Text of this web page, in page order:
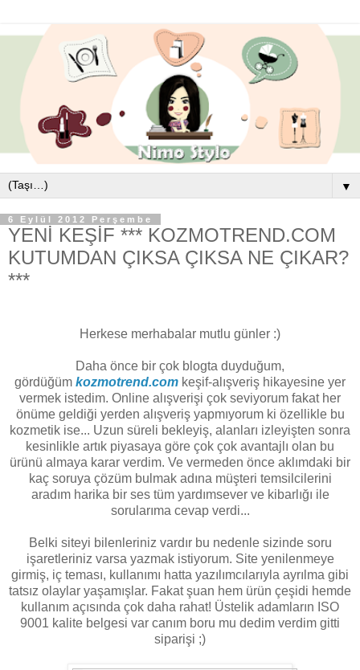
▼
6 Eylül 2012 Perşembe
YENİ KEŞİF *** KOZMOTREND.COM
KUTUMDAN ÇIKSA ÇIKSA NE ÇIKAR?
***
Herkese merhabalar mutlu günler :)
Daha önce bir çok blogta duyduğum,
gördüğüm kozmotrend.com keşif-alışveriş hikayesine yer
vermek istedim. Online alışverişi çok seviyorum fakat her
önüme geldiği yerden alışveriş yapmıyorum ki özellikle bu
kozmetik ise... Uzun süreli bekleyiş, alanları izleyişten sonra
kesinlikle artık piyasaya göre çok çok avantajlı olan bu
ürünü almaya karar verdim. Ve vermeden önce aklımdaki bir
kaç soruya çözüm bulmak adına müşteri temsilcilerini
aradım harika bir ses tüm yardımsever ve kibarlığı ile
sorularıma cevap verdi...
Belki siteyi bilenleriniz vardır bu nedenle sizinde soru
işaretleriniz varsa yazmak istiyorum. Site yenilenmeye
girmiş, iç teması, kullanımı hatta yazılımcılarıyla ayrılma gibi
tatsız olaylar yaşamışlar. Fakat şuan hem ürün çeşidi hemde
kullanım açısında çok daha rahat! Üstelik adamların ISO
9001 kalite belgesi var canım boru mu dedim verdim gitti
siparişi ;)